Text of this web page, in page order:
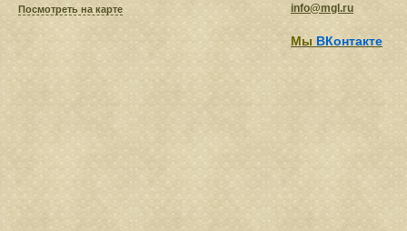
Посмотреть на карте info@mgl.ru
Мы ВКонтакте